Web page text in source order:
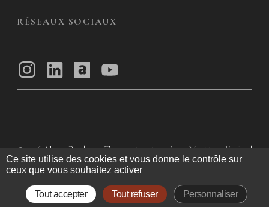
RÉSEAUX SOCIAUX
© 2026 Alexis Bordes — Tous droits réservés Mentions légales
|
Politique de confidentialité |Conditions Générales d’utilisation
Conditions Générales de Vente
Ce site utilise des cookies et vous donne le contrôle sur
ceux que vous souhaitez activer
Tout accepter Tout refuser Personnaliser